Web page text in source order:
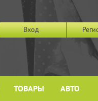
Вход
ТОВАРЫ АВТО